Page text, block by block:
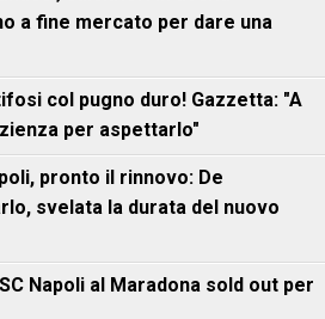
a fine mercato per dare una
col pugno duro! Gazzetta: "A
per aspettarlo"
pronto il rinnovo: De
svelata la durata del nuovo
Napoli al Maradona sold out per